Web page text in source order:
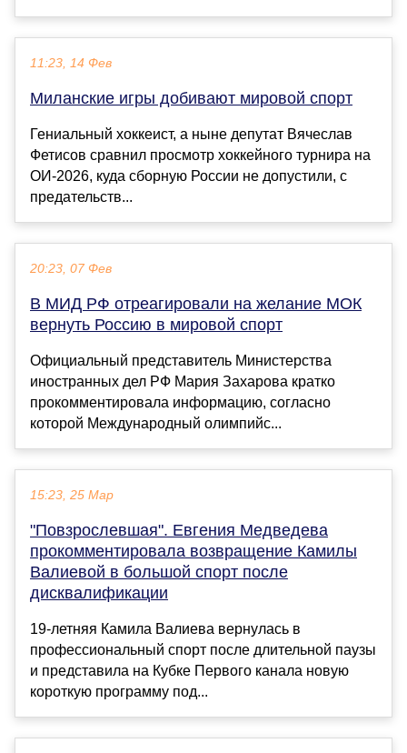
11:23, 14 Фев
Миланские игры добивают мировой спорт
Гениальный хоккеист, а ныне депутат Вячеслав
Фетисов сравнил просмотр хоккейного турнира на
ОИ-2026, куда сборную России не допустили, с
предательств...
20:23, 07 Фев
В МИД РФ отреагировали на желание МОК
вернуть Россию в мировой спорт
Официальный представитель Министерства
иностранных дел РФ Мария Захарова кратко
прокомментировала информацию, согласно
которой Международный олимпийс...
15:23, 25 Мар
"Повзрослевшая". Евгения Медведева
прокомментировала возвращение Камилы
Валиевой в большой спорт после
дисквалификации
19-летняя Камила Валиева вернулась в
профессиональный спорт после длительной паузы
и представила на Кубке Первого канала новую
короткую программу под...